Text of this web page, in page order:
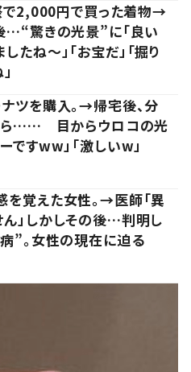
で2,000円で買った着物→
…“驚きの光景”に「良い
たね～」「お宝だ」「掘り
ツを購入。→帰宅後、分
ら…… 目からウロコの光
ですww」「激しいw」
を覚えた女性。→医師「異
ん」しかしその後…判明し
”。女性の現在に迫る